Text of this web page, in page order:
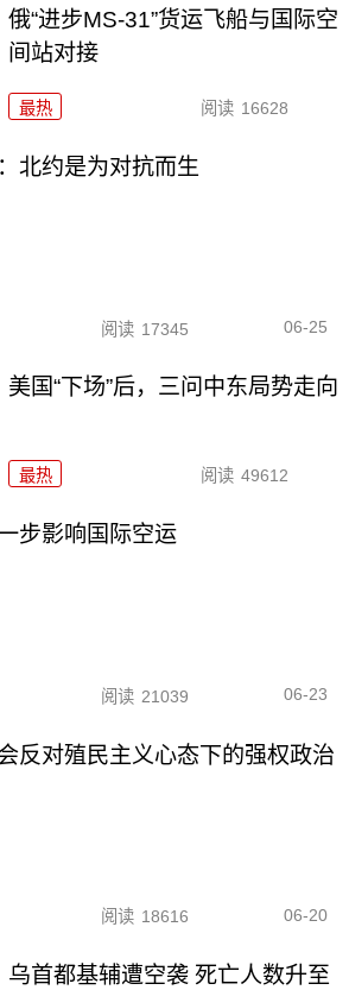
俄“进步MS-31”货运飞船与国际空
间站对接
最热 阅读 16628
北约是为对抗而生
阅读 17345 06-25
美国“下场”后，三问中东局势走向
最热 阅读 49612
步影响国际空运
阅读 21039 06-23
反对殖民主义心态下的强权政治
阅读 18616 06-20
乌首都基辅遭空袭 死亡人数升至